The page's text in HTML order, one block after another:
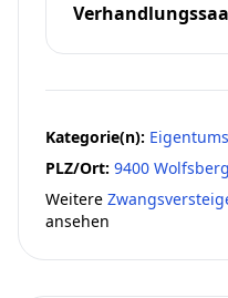
Kategorie(n):
PLZ/Ort: 9400 Wolfsberg
Weitere
ansehen